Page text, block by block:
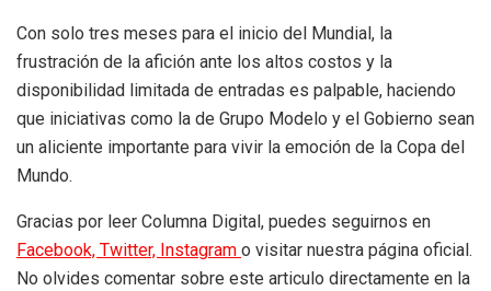
Con solo tres meses para el inicio del Mundial, la
frustración de la afición ante los altos costos y la
disponibilidad limitada de entradas es palpable, haciendo
que iniciativas como la de Grupo Modelo y el Gobierno sean
un aliciente importante para vivir la emoción de la Copa del
Mundo.
Gracias por leer Columna Digital, puedes seguirnos en
Facebook, Twitter, Instagram o visitar nuestra página oficial.
No olvides comentar sobre este articulo directamente en la